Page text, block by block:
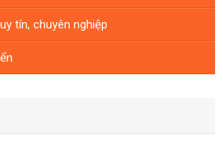
tín, chuyên nghiệp